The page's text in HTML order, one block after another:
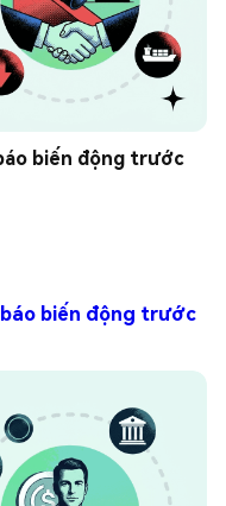
biến động trước
báo biến động trước